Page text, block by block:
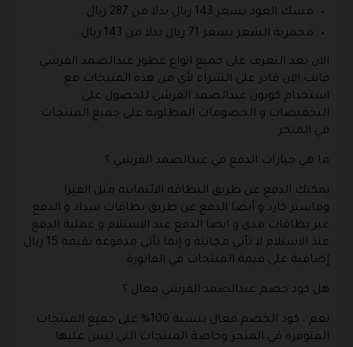
مسك العود بسعر 143 ريال بدلا من 287 ريال .
مخمرية الشعر بسعر 71 ريال بدلا من 143 ريال .
الان بعد التعرف على جميع انواع عطور عبدالصمد القرشي
فانت الان قادر على الشراء لأي من هذه المنتجات مع
استخدام كوبون عبدالصمد القرشي للحصول على
التخفيضات و الخصومات المطلوبة على جميع المنتجات
في المتجر .
ما هي خيارات الدفع في عبدالصمد القرشي ؟
يمكنك الدفع عن طريق البطاقة الائتمانية مثل الفيزا
وماستر كارد و أيضا الدفع عن طريق بطاقات سداد و الدفع
عبر بطاقات مدى و ايضا الدفع عند الاستلام و عملية الدفع
عند الاستلام لا تأتي مجانية و إنما تأتي مدفوعة بقيمة 15 ريال
إضافية على قيمة المنتجات في الفاتورة .
هل كود خصم عبدالصمد القرشي فعال ؟
نعم ، كود الخصم فعال بنسبة 100% على جميع المنتجات
المتوفرة في المتجر وخاصة المنتجات التي ليس عليها